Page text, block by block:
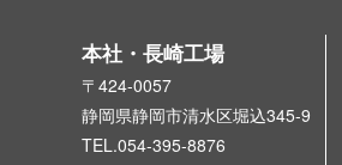
本社・長崎工場
〒424-0057
静岡県静岡市清水区堀込345-9
TEL.054-395-8876